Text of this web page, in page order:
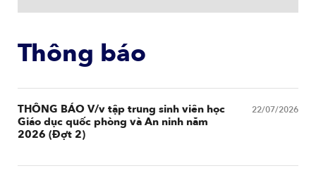
Thông báo
22/07/2026
THÔNG BÁO V/v tập trung sinh viên học
Giáo dục quốc phòng và An ninh năm
2026 (Đợt 2)